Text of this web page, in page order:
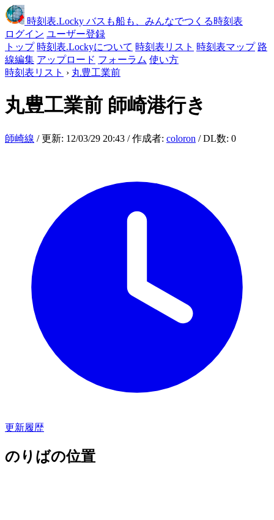
時刻表.Locky バスも船も、みんなでつくる時刻表
ログイン ユーザー登録
トップ 時刻表.Lockyについて 時刻表リスト 時刻表マップ 路
線編集 アップロード フォーラム 使い方
時刻表リスト › 丸豊工業前
丸豊工業前 師崎港行き
師崎線 / 更新: 12/03/29 20:43 / 作成者: coloron / DL数: 0
更新履歴
のりばの位置